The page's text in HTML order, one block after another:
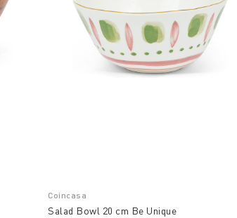
Coincasa
Salad Bowl 20 cm Be Unique